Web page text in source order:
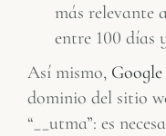
más relevante
entre 100 días
Así mismo,
dominio del sitio
“__utma”: es